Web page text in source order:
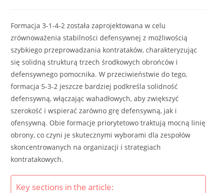
Formacja 3-1-4-2 została zaprojektowana w celu
zrównoważenia stabilności defensywnej z możliwością
szybkiego przeprowadzania kontrataków, charakteryzując
się solidną strukturą trzech środkowych obrońców i
defensywnego pomocnika. W przeciwieństwie do tego,
formacja 5-3-2 jeszcze bardziej podkreśla solidność
defensywną, włączając wahadłowych, aby zwiększyć
szerokość i wspierać zarówno grę defensywną, jak i
ofensywną. Obie formacje priorytetowo traktują mocną linię
obrony, co czyni je skutecznymi wyborami dla zespołów
skoncentrowanych na organizacji i strategiach
kontratakowych.
Key sections in the article: